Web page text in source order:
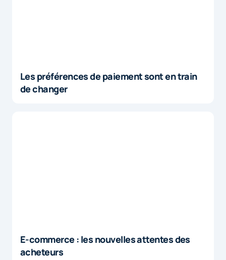
Les préférences de paiement sont en train
de changer
E-commerce : les nouvelles attentes des
acheteurs